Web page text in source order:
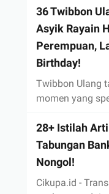
36 Twibbon
Asyik Rayain
Perempuan,
Birthday!
Twibbon Ulang
momen yang
28+ Istilah
Tabungan
Nongol!
Cikupa.id -